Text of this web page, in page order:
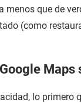
menos que de
(como
Maps
lo primero